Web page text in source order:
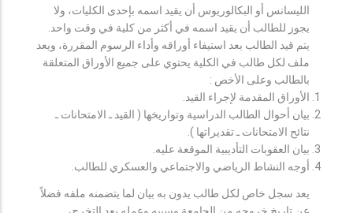
الليسانس أو البكالوريوس أن يقيد اسمه بإحدى الكليات، ولا
يجوز للطالب أن يقيد اسمه في أكثر من كلية في وقت واحد.
يتم قيد الطالب بعد استيفاء أوراقه وأداء الرسوم المقررة، ويعد
ملف لكل طالب في الكلية يحتوي على جميع الأوراق المتعلقة
بالطالب وعلى الأخص :
الأوراق المقدمة لإجراء القيد.
بيان أحوال الطالب الدراسية وتواريخها ( القيد ـ الامتحانات ـ
نتائح الامتحانات ـ تقديراتها ).
بيان العقوبات التأديبية الموقعة عليه.
أوجه النشاط الرياضي والاجتماعي والعسكري للطالب.
يعد سجل خاص لكل طالب يدون به بيان لما يتضمنه ملفه فضلاً
عن تاريخ خروجه من الجامعة وسببه وعمله بعد التخرج،